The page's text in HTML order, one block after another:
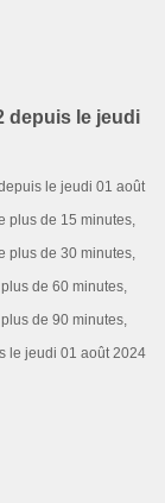
depuis le jeudi
le jeudi 01 août
plus de 15 minutes,
plus de 30 minutes,
de 60 minutes,
de 90 minutes,
le jeudi 01 août 2024